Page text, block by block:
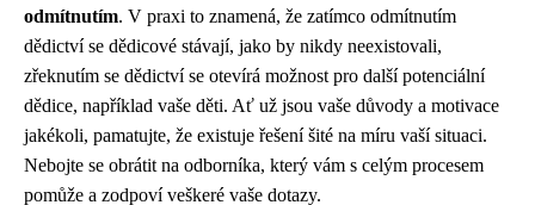
odmítnutím. V praxi to znamená, že zatímco odmítnutím
dědictví se dědicové stávají, jako by nikdy neexistovali,
zřeknutím se dědictví se otevírá možnost pro další potenciální
dědice, například vaše děti. Ať už jsou vaše důvody a motivace
jakékoli, pamatujte, že existuje řešení šité na míru vaší situaci.
Nebojte se obrátit na odborníka, který vám s celým procesem
pomůže a zodpoví veškeré vaše dotazy.